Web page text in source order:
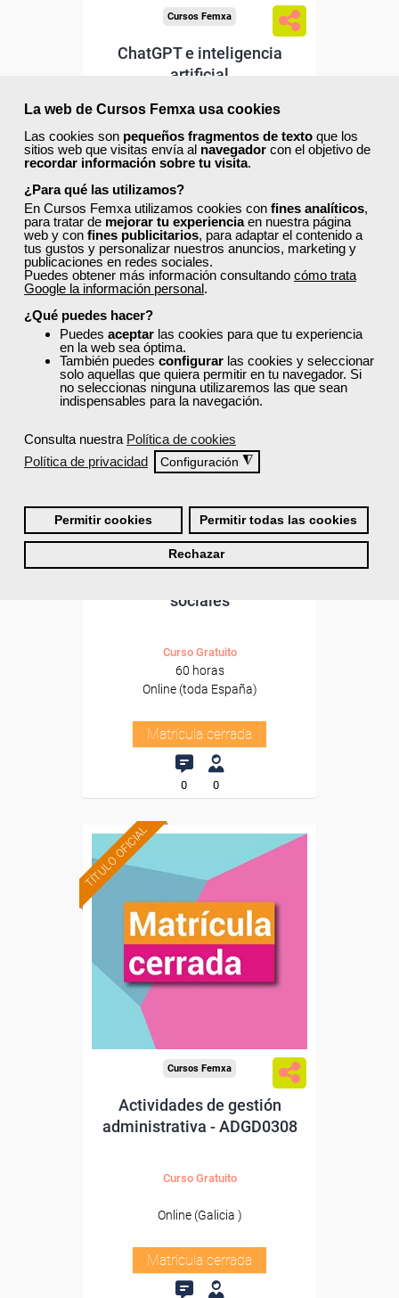
La web de Cursos Femxa usa cookies
Las cookies son pequeños fragmentos de texto que los
sitios web que visitas envía al navegador con el objetivo de
recordar información sobre tu visita.
¿Para qué las utilizamos?
En Cursos Femxa utilizamos cookies con fines analíticos,
para tratar de mejorar tu experienciaen nuestra página
web y con fines publicitarios, para adaptar el contenido a
tus gustos y personalizar nuestros anuncios, marketing y
publicaciones en redes sociales.
Puedes obtener más información consultando cómo trata
Google la información personal.
¿Qué puedes hacer?
Puedes aceptar las cookies para que tu experiencia
en la web sea óptima.
También puedes configurar las cookies y seleccionar
solo aquellas que quiera permitir en tu navegador. Si
no seleccionas ninguna utilizaremos las que sean
indispensables para la navegación.
Consulta nuestra Política de cookies
Política de privacidad
Configuración ◮
Permitir cookies Permitir todas las cookies
Rechazar
Cursos Femxa
ChatGPT e inteligencia
artificial
60 horas
Online (toda España)
Matrícula cerrada
0
ONLINE
Cursos Femxa
sociales
Curso Gratuito
60 horas
Online (toda España)
Matrícula cerrada
0 0
TÍTULO OFICIAL
Cursos Femxa
Actividades de gestión
administrativa - ADGD0308
Curso Gratuito
Online (Galicia )
Matrícula cerrada